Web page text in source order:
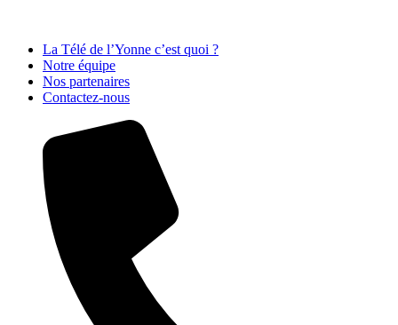
La Télé de l’Yonne c’est quoi ?
Notre équipe
Nos partenaires
Contactez-nous